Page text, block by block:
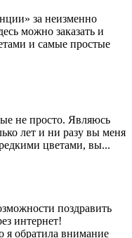
за неизменно
можно заказать и
и самые простые
не просто. Являюсь
лет и ни разу вы меня
цветами, вы...
поздравить
интернет!
я обратила внимание